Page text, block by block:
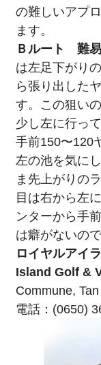
の難しいアプ
ます。
Ｂルート 難
は左足下がり
ら張り出した
す。この狙い
少し左に行っ
手前150〜120
左の池を気に
ま先上がりの
目は右から左
ンターから手
は癖がないの
ロイヤルアイ
Island Golf &
Commune,
電話：(0650)